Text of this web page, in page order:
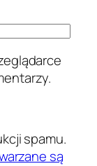
spamu.
są